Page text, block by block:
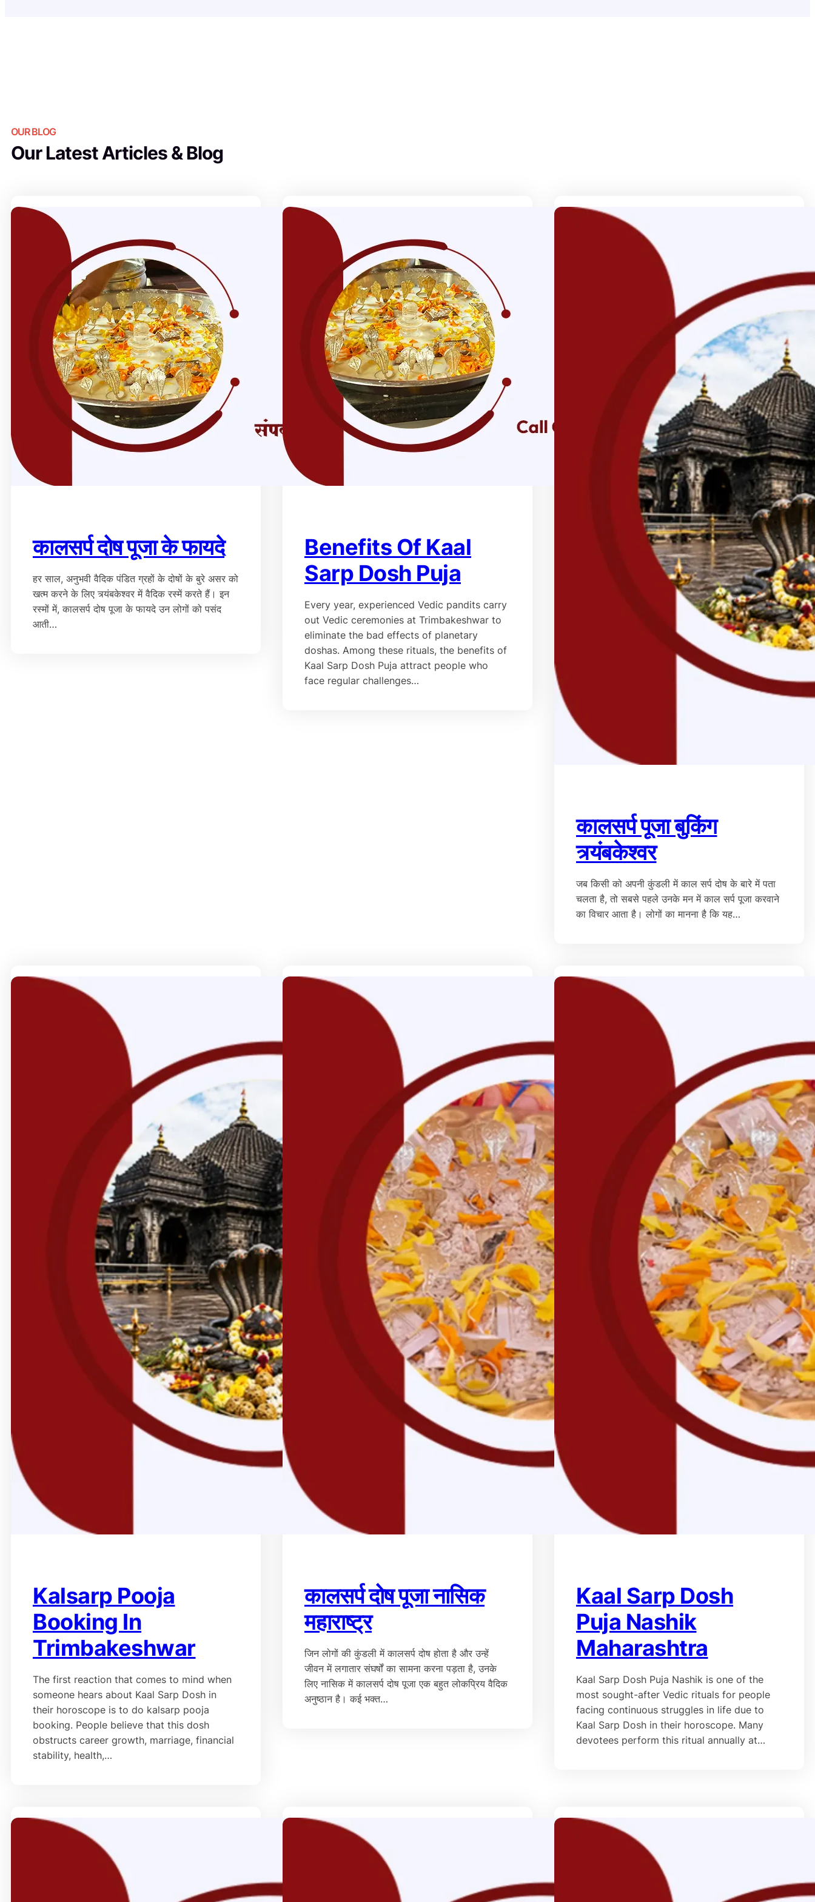
OUR BLOG
Our Latest Articles & Blog
कालसर्प दोष पूजा के फायदे
हर साल, अनुभवी वैदिक पंडित ग्रहों के दोषों के बुरे असर को
खत्म करने के लिए त्र्यंबकेश्वर में वैदिक रस्में करते हैं। इन
रस्मों में, कालसर्प दोष पूजा के फायदे उन लोगों को पसंद
आती…
Benefits Of Kaal
Sarp Dosh Puja
Every year, experienced Vedic pandits carry
out Vedic ceremonies at Trimbakeshwar to
eliminate the bad effects of planetary
doshas. Among these rituals, the benefits of
Kaal Sarp Dosh Puja attract people who
face regular challenges…
कालसर्प पूजा बुकिंग
त्र्यंबकेश्वर
जब किसी को अपनी कुंडली में काल सर्प दोष के बारे में पता
चलता है, तो सबसे पहले उनके मन में काल सर्प पूजा करवाने
का विचार आता है। लोगों का मानना ​​है कि यह…
Kalsarp Pooja
Booking In
Trimbakeshwar
The first reaction that comes to mind when
someone hears about Kaal Sarp Dosh in
their horoscope is to do kalsarp pooja
booking. People believe that this dosh
obstructs career growth, marriage, financial
stability, health,…
कालसर्प दोष पूजा नासिक
महाराष्ट्र
जिन लोगों की कुंडली में कालसर्प दोष होता है और उन्हें
जीवन में लगातार संघर्षों का सामना करना पड़ता है, उनके
लिए नासिक में कालसर्प दोष पूजा एक बहुत लोकप्रिय वैदिक
अनुष्ठान है। कई भक्त…
Kaal Sarp Dosh
Puja Nashik
Maharashtra
Kaal Sarp Dosh Puja Nashik is one of the
most sought-after Vedic rituals for people
facing continuous struggles in life due to
Kaal Sarp Dosh in their horoscope. Many
devotees perform this ritual annually at…